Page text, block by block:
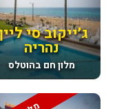
ג׳ייקוב סי
נהריה
מלון חם בהוטלס